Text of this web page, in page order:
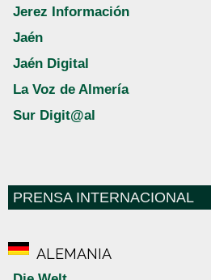
Jerez Información
Jaén
Jaén Digital
La Voz de Almería
Sur Digit@al
PRENSA INTERNACIONAL
ALEMANIA